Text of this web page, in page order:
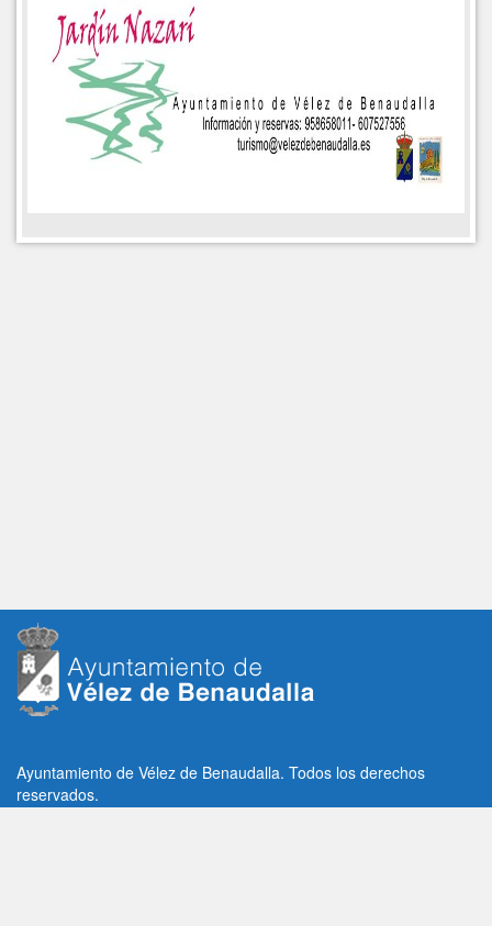
Ayuntamiento de Vélez de Benaudalla. Todos los derechos
reservados.